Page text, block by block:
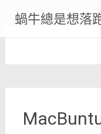
content
蝸牛總是想落